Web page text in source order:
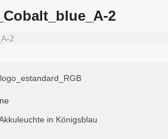
2
2
in Königsblau